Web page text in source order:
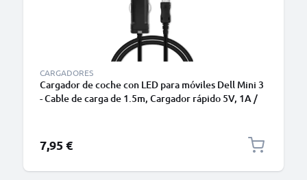
CARGADORES
Cargador de coche con LED para móviles Dell Mini 3
- Cable de carga de 1.5m, Cargador rápido 5V, 1A /
7,95 €